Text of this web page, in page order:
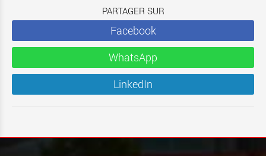
PARTAGER SUR
Facebook
WhatsApp
LinkedIn